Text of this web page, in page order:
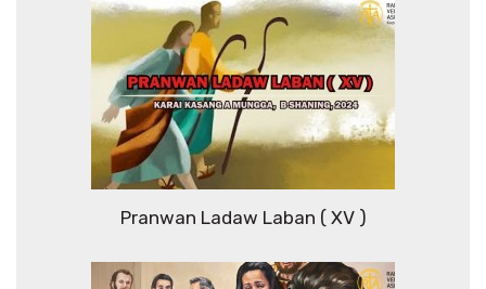
Pranwan Ladaw Laban ( XV )